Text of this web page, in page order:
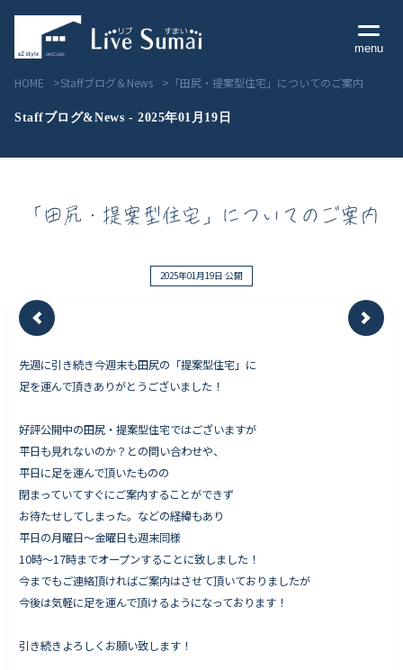
menu
Livesumai 住宅標準性能
Livesumai 保証について
見学会／モデルハウス情報
物件情報
Works - 施工実績
オーナー様の声
完成案内
よくいただくご質問
お役立ちコラム
HOME Staffブログ＆News 「田尻・提案型住宅」についてのご案内
Staffブログ&News - 2025年01月19日
「田尻・提案型住宅」についてのご案内
2025年01月19日 公開
先週に引き続き今週末も田尻の「提案型住宅」に
足を運んで頂きありがとうございました！
好評公開中の田尻・提案型住宅ではございますが
平日も見れないのか？との問い合わせや、
平日に足を運んで頂いたものの
閉まっていてすぐにご案内することができず
お待たせしてしまった。などの経緯もあり
平日の月曜日〜金曜日も週末同様
10時〜17時までオープンすることに致しました！
今までもご連絡頂ければご案内はさせて頂いておりましたが
今後は気軽に足を運んで頂けるようになっております！
引き続きよろしくお願い致します！